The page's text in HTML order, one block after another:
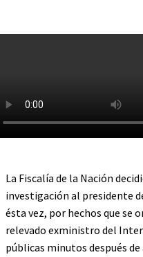
La Fiscalía de la Nación
investigación al presidente
ésta vez, por hechos que se
relevado exministro del
públicas minutos después